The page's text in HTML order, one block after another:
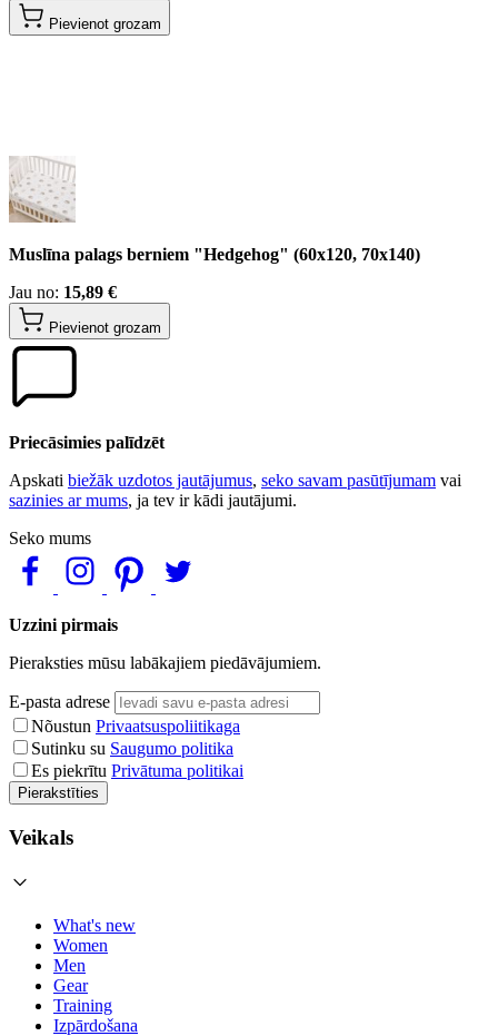
Pievienot grozam
Muslīna palags berniem "Hedgehog" (60x120, 70x140)
Jau no: 15,89 €
Pievienot grozam
Priecāsimies palīdzēt
Apskati biežāk uzdotos jautājumus, seko savam pasūtījumam vai
sazinies ar mums, ja tev ir kādi jautājumi.
Seko mums
Uzzini pirmais
Pieraksties mūsu labākajiem piedāvājumiem.
E-pasta adrese
Nõustun Privaatsuspoliitikaga
Sutinku su Saugumo politika
Es piekrītu Privātuma politikai
Pierakstīties
Veikals
What's new
Women
Men
Gear
Training
Izpārdošana